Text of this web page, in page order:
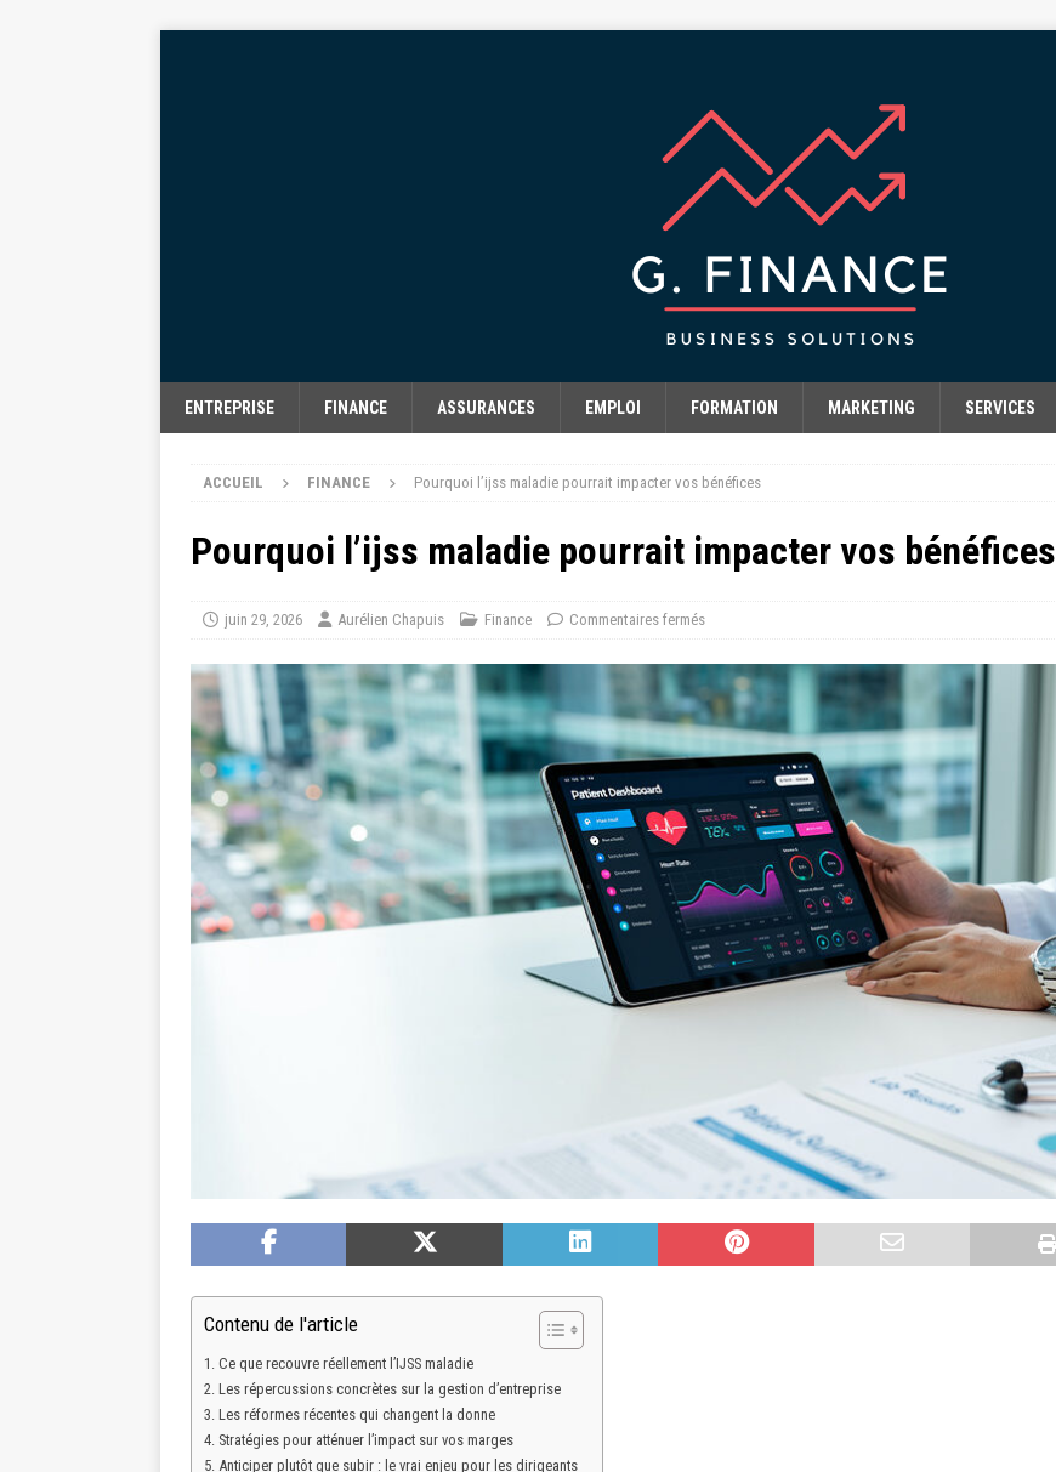
ENTREPRISE FINANCE ASSURANCES EMPLOI FORMATION MARKETING SERVICES
ACCUEIL FINANCE Pourquoi l’ijss maladie pourrait impacter vos bénéfices
Pourquoi l’ijss maladie pourrait impacter vos bénéfices
juin 29, 2026 Aurélien Chapuis Finance Commentaires fermés
Contenu de l'article
Ce que recouvre réellement l’IJSS maladie
Les répercussions concrètes sur la gestion d’entreprise
Les réformes récentes qui changent la donne
Stratégies pour atténuer l’impact sur vos marges
Anticiper plutôt que subir : le vrai enjeu pour les dirigeants